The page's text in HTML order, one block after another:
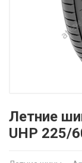
Летние
UHP 225/